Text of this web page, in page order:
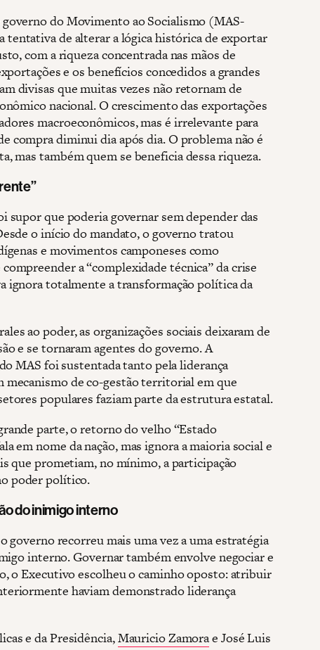
do Movimento ao Socialismo (MAS-
tentativa de alterar a lógica histórica de exportar
com a riqueza concentrada nas mãos de
e os benefícios concedidos a grandes
divisas que muitas vezes não retornam de
nacional. O crescimento das exportações
macroeconômicos, mas é irrelevante para
compra diminui dia após dia. O problema não é
mas também quem se beneficia dessa riqueza.
supor que poderia governar sem depender das
o início do mandato, o governo tratou
e movimentos camponeses como
a “complexidade técnica” da crise
ignora totalmente a transformação política da
ao poder, as organizações sociais deixaram de
e se tornaram agentes do governo. A
MAS foi sustentada tanto pela liderança
mecanismo de co-gestão territorial em que
populares faziam parte da estrutura estatal.
parte, o retorno do velho “Estado
em nome da nação, mas ignora a maioria social e
que prometiam, no mínimo, a participação
poder político.
do inimigo interno
governo recorreu mais uma vez a uma estratégia
interno. Governar também envolve negociar e
o Executivo escolheu o caminho oposto: atribuir
haviam demonstrado liderança
e da Presidência,Mauricio Zamorae José Luis